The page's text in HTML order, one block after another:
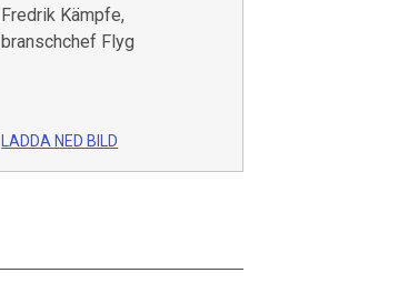
Fredrik Kämpfe,
branschchef Flyg
LADDA NED BILD